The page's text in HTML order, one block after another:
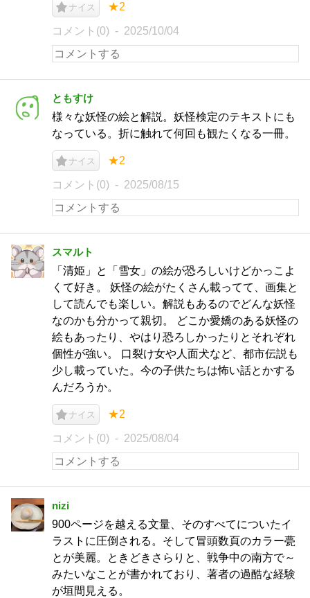
ナイス ★2
コメント(0) 2025/10/04
ともすけ
様々な妖怪の絵と解説。妖怪検定のテキストにも
なっている。折に触れて何回も観たくなる一冊。
ナイス ★2
コメント(0) 2025/08/15
スマルト
「清姫」と「雪女」の絵が恐ろしいけどかっこよ
くて好き。 妖怪の絵がたくさん載ってて、画集と
して読んでも楽しい。解説もあるのでどんな妖怪
なのかも分かって親切。 どこか愛嬌のある妖怪の
絵もあったり、やはり恐ろしかったりとそれぞれ
個性が強い。 口裂け女や人面犬など、都市伝説も
少し載っていた。今の子供たちは怖い話とかする
んだろうか。
ナイス ★2
コメント(0) 2025/08/04
nizi
900ページを越える文量、そのすべてについたイ
ラストに圧倒される。そして冒頭数頁のカラー甍
とが美麗。ときどきさらりと、戦争中の南方で～
みたいなことが書かれており、著者の過酷な経験
が垣間見える。